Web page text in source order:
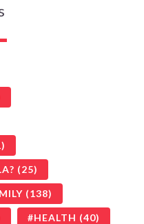
(25)
(138)
HEALTH (40)